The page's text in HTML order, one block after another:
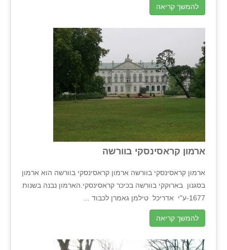
להמשך קריאה
ארמון קראסינסקי בוורשה
ארמון קראסינסקי בוורשה ארמון קראסינסקי בוורשה הוא ארמון
בסגנון בארוקקי בוורשה בכיכר קראסינסקי.הארמון נבנה בשנות
1677-ע"י אדריכל טילמן גאמרן לכבוד ...
להמשך קריאה